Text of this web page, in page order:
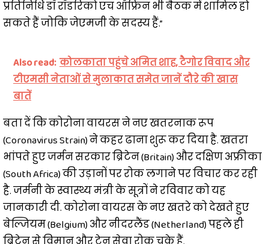
प्रतिनिधि डॉ रॉडरिको एच ऑफ्रिन भी बैठक में शामिल हो
सकते हैं जोकि जेएमजी के सदस्य हैं.”
Also read: कोलकाता पहुंचे अमित शाह, टैगोर विवाद और
टीएमसी नेताओं से मुलाकात समेत जानें दौरे की खास
बातें
बता दें कि कोरोना वायरस ने नए खतरनाक रूप
(Coronavirus Strain) ने कहर ढाना शुरू कर दिया है. खतरा
भांपते हुए जर्मन सरकार ब्रिटेन (Britain) और दक्षिण अफ्रीका
(South Africa) की उड़ानों पर रोक लगाने पर विचार कर रही
है. जर्मनी के स्वास्थ्य मंत्री के सूत्रों ने रविवार को यह
जानकारी दी. कोरोना वायरस के नए खतरे को देखते हुए
बेल्जियम (Belgium) और नीदरलैंड (Netherland) पहले ही